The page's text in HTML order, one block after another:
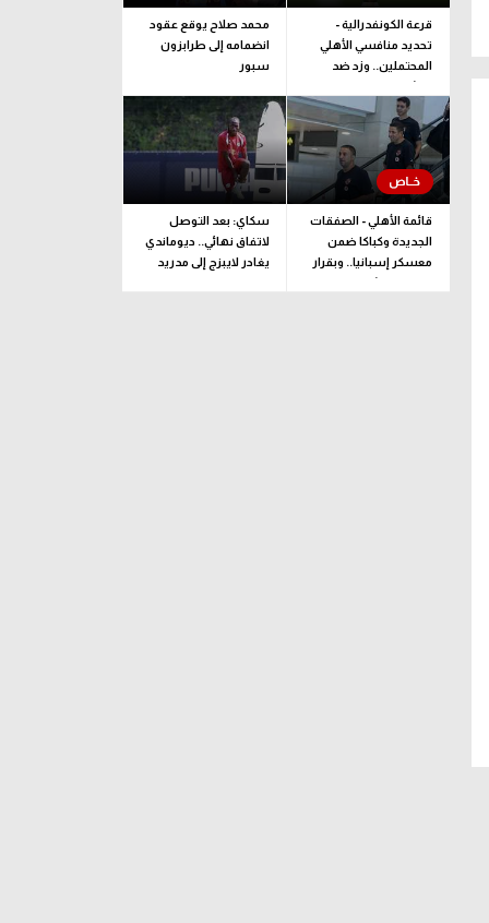
كويز في الجول
فيديو في الجول
قرعة الكونفدرالية -
تحديد منافسي الأهلي
المحتملين.. وزد ضد
ممثل جيبوتي
محمد صلاح يوقع عقود
انضمامه إلى طرابزون
سبور
قائمة الأهلي - الصفقات
الجديدة وكباكا ضمن
معسكر إسبانيا.. وبقرار
يلحق بالبعثة
سكاي: بعد التوصل
لاتفاق نهائي.. ديوماندي
يغادر لايبزج إلى مدريد